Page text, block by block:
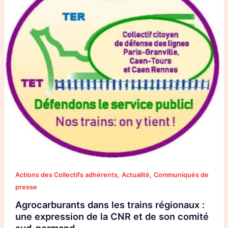
Actions des Collectifs adhérents, Actualité, Communiqués de
presse
Agrocarburants dans les trains régionaux :
une expression de la CNR et de son comité
:
une
expression
de
la
CNR
comité
sud-
normand